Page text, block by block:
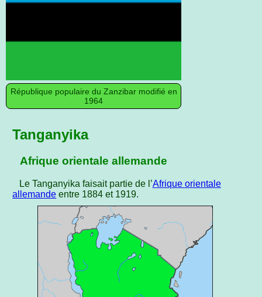
République populaire du Zanzibar modifié en
1964
Tanganyika
Afrique orientale allemande
Le Tanganyika faisait partie de l’Afrique orientale
allemande entre 1884 et 1919.